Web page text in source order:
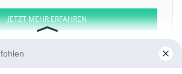
JETZT MEHR ERFAHREN